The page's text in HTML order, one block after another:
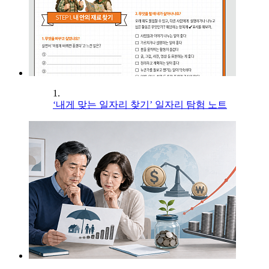
1.
‘내게 맞는 일자리 찾기’ 일자리 탐험 노트